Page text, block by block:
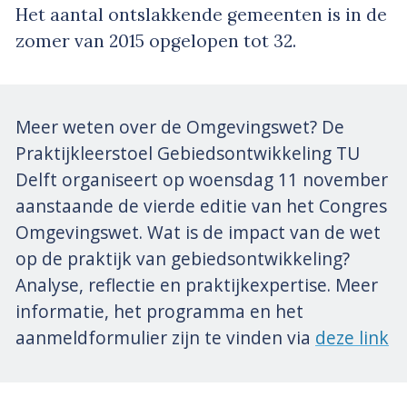
Het aantal ontslakkende gemeenten is in de
zomer van 2015 opgelopen tot 32.
Meer weten over de Omgevingswet? De
Praktijkleerstoel Gebiedsontwikkeling TU
Delft organiseert op woensdag 11 november
aanstaande de vierde editie van het Congres
Omgevingswet. Wat is de impact van de wet
op de praktijk van gebiedsontwikkeling?
Analyse, reflectie en praktijkexpertise. Meer
informatie, het programma en het
aanmeldformulier zijn te vinden via deze link